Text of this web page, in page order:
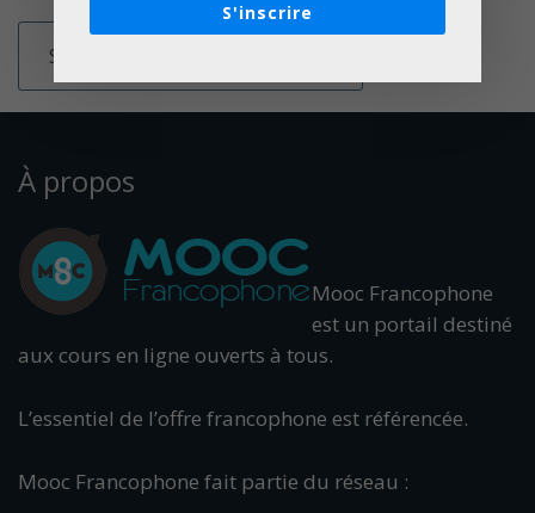
À propos
Mooc Francophone
est un portail destiné
aux cours en ligne ouverts à tous.
L’essentiel de l’offre francophone est référencée.
Mooc Francophone fait partie du réseau :
S'inscrire